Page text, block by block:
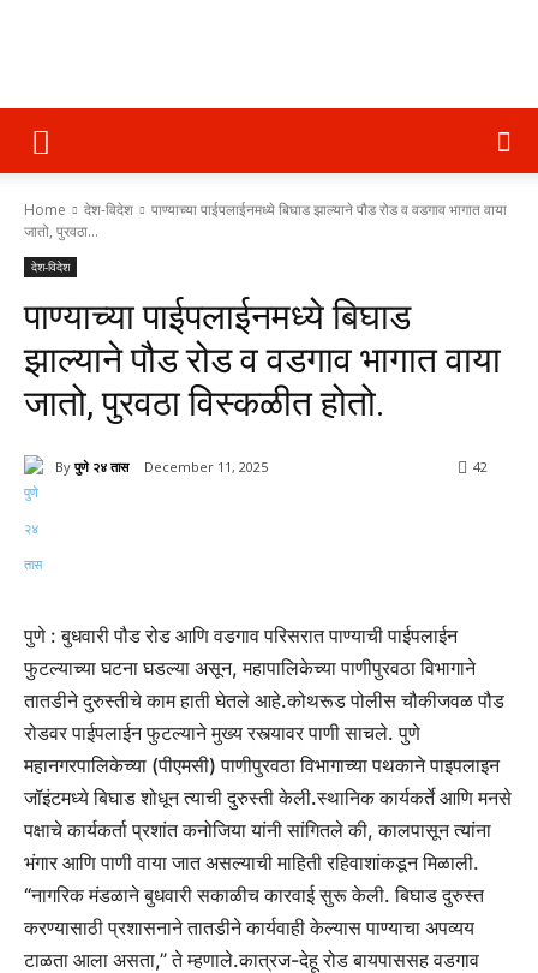
पुणे
२४
तास
Home देश-विदेश
पाण्याच्या पाईपलाईनमध्ये बिघाड झाल्याने पौड रोड व वडगाव भागात वाया
जातो, पुरवठा...
देश-विदेश
पाण्याच्या पाईपलाईनमध्ये बिघाड
झाल्याने पौड रोड व वडगाव भागात वाया
जातो, पुरवठा विस्कळीत होतो.
By पुणे २४ तास December 11, 2025 42
पुणे : बुधवारी पौड रोड आणि वडगाव परिसरात पाण्याची पाईपलाईन
फुटल्याच्या घटना घडल्या असून, महापालिकेच्या पाणीपुरवठा विभागाने
तातडीने दुरुस्तीचे काम हाती घेतले आहे.कोथरूड पोलीस चौकीजवळ पौड
रोडवर पाईपलाईन फुटल्याने मुख्य रस्त्यावर पाणी साचले. पुणे
महानगरपालिकेच्या (पीएमसी) पाणीपुरवठा विभागाच्या पथकाने पाइपलाइन
जॉइंटमध्ये बिघाड शोधून त्याची दुरुस्ती केली.स्थानिक कार्यकर्ते आणि मनसे
पक्षाचे कार्यकर्ता प्रशांत कनोजिया यांनी सांगितले की, कालपासून त्यांना
भंगार आणि पाणी वाया जात असल्याची माहिती रहिवाशांकडून मिळाली.
“नागरिक मंडळाने बुधवारी सकाळीच कारवाई सुरू केली.बिघाड दुरुस्त
करण्यासाठी प्रशासनाने तातडीने कार्यवाही केल्यास पाण्याचा अपव्यय
टाळता आला असता,” ते म्हणाले.कात्रज-देहू रोड बायपाससह वडगाव